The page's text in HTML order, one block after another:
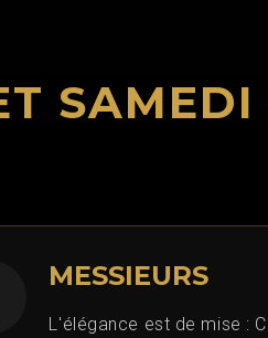
SAMEDI
MESSIEURS
L'élégance est de mise :